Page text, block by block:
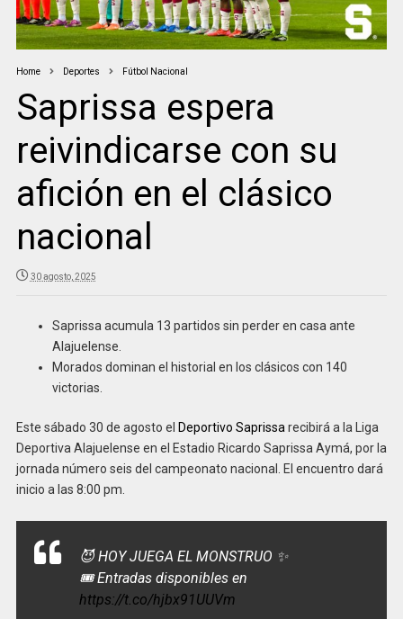
Home Deportes Fútbol Nacional
Saprissa espera
reivindicarse con su
afición en el clásico
nacional
30 agosto, 2025
Saprissa acumula 13 partidos sin perder en casa ante
Alajuelense.
Morados dominan el historial en los clásicos con 140
victorias.
Este sábado 30 de agosto el Deportivo Saprissa recibirá a la Liga
Deportiva Alajuelense en el Estadio Ricardo Saprissa Aymá, por la
jornada número seis del campeonato nacional. El encuentro dará
inicio a las 8:00 pm.
😈 HOY JUEGA EL MONSTRUO ✨
🎟️ Entradas disponibles en
https://t.co/hjbx91UUVm